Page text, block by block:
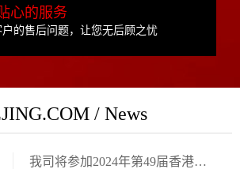
心的服务
的售后问题，让您无后顾之忧
/ News
我司将参加2024年第49届香港玩具展Hong Kong Toys & Games Fair 欢迎新···